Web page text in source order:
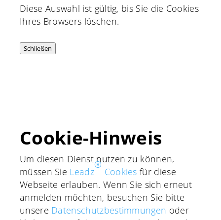
Diese Auswahl ist gültig, bis Sie die Cookies
Ihres Browsers löschen.
Schließen
Cookie-Hinweis
Um diesen Dienst nutzen zu können,
müssen Sie Leadz
®
Cookies für diese
Webseite erlauben. Wenn Sie sich erneut
anmelden möchten, besuchen Sie bitte
unsere Daten­schutz­bestimmungen oder